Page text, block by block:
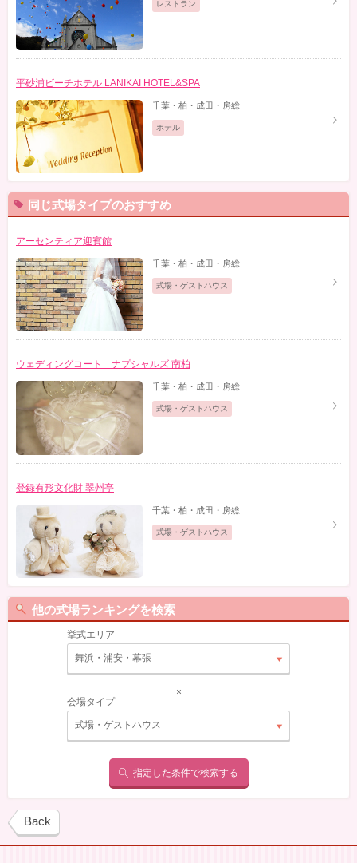
レストラン
平砂浦ビーチホテル LANIKAI HOTEL&SPA
千葉・柏・成田・房総
ホテル
同じ式場タイプのおすすめ
アーセンティア迎賓館
千葉・柏・成田・房総
式場・ゲストハウス
ウェディングコート ナプシャルズ 南柏
千葉・柏・成田・房総
式場・ゲストハウス
登録有形文化財 翠州亭
千葉・柏・成田・房総
式場・ゲストハウス
他の式場ランキングを検索
挙式エリア
舞浜・浦安・幕張
×
会場タイプ
式場・ゲストハウス
指定した条件で検索する
Back